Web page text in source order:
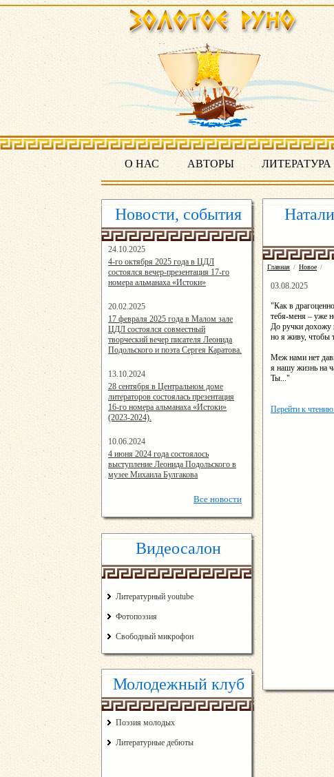
О НАС АВТОРЫ ЛИТЕРАТУРА
Новости, события
24.10.2025
16:19:07
4-го октября 2025 года в ЦДЛ
состоялся вечер-презентация 17-го
номера альманаха «Истоки»
20.02.2025
14:24:00
17 февраля 2025 года в Малом зале
ЦДЛ состоялся совместный
творческий вечер писателя Леонида
Подольского и поэта Сергея Каратова.
13.10.2024
14:08:11
28 сентября в Центральном доме
литераторов состоялась презентация
16-го номера альманаха «Истоки»
(2023-2024).
10.06.2024
15:02:44
4 июня 2024 года состоялось
выступление Леонида Подольского в
музее Михаила Булгакова
Все новости
Видеосалон
Литературный youtube
Фотопоэзия
Свободный микрофон
Молодежный клуб
Поэзия молодых
Литературные дебюты
Главная / Новое /
03.08.2025
"Как в
тебя-меня – уже
До ручки дохожу
но я живу, чтобы
Меж нами нет
я нашу жизнь на
Ты..."
Перейти к